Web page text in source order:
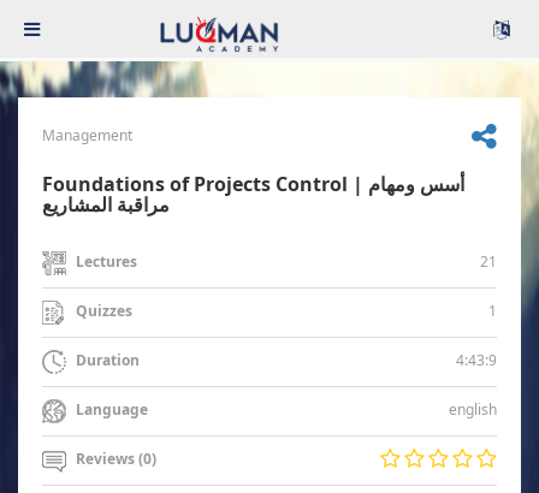
Management
Foundations of Projects Control | أسس ومهام
مراقبة المشاريع
Lectures 21
Quizzes 1
Duration 4:43:9
Language english
Reviews (0)